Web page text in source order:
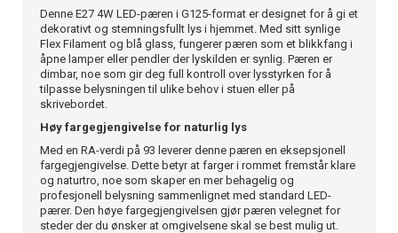
Denne E27 4W LED-pæren i G125-format er designet for å gi et
dekorativt og stemningsfullt lys i hjemmet. Med sitt synlige
Flex Filament og blå glass, fungerer pæren som et blikkfang i
åpne lamper eller pendler der lyskilden er synlig. Pæren er
dimbar, noe som gir deg full kontroll over lysstyrken for å
tilpasse belysningen til ulike behov i stuen eller på
skrivebordet.
Høy fargegjengivelse for naturlig lys
Med en RA-verdi på 93 leverer denne pæren en eksepsjonell
fargegjengivelse. Dette betyr at farger i rommet fremstår klare
og naturtro, noe som skaper en mer behagelig og
profesjonell belysning sammenlignet med standard LED-
pærer. Den høye fargegjengivelsen gjør pæren velegnet for
steder der du ønsker at omgivelsene skal se best mulig ut.